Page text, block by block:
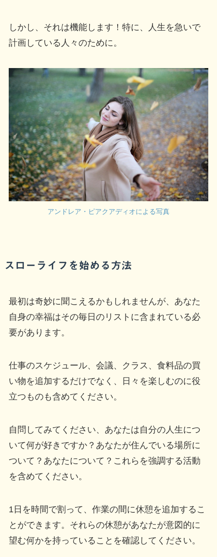
しかし、それは機能します！特に、人生を急いで
計画している人々のために。
アンドレア・ピアクアディオによる写真
スローライフを始める方法
最初は奇妙に聞こえるかもしれませんが、あなた
自身の幸福はその毎日のリストに含まれている必
要があります。
仕事のスケジュール、会議、クラス、食料品の買
い物を追加するだけでなく、日々を楽しむのに役
立つものも含めてください。
自問してみてください、あなたは自分の人生につ
いて何が好きですか？あなたが住んでいる場所に
ついて？あなたについて？これらを強調する活動
を含めてください。
1日を時間で割って、作業の間に休憩を追加するこ
とができます。それらの休憩があなたが意図的に
望む何かを持っていることを確認してください。